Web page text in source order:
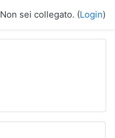
Non sei collegato. (Login)